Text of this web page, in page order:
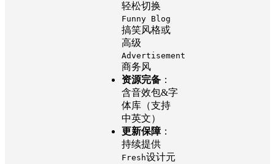
轻松切换
Funny Blog
搞笑风格或
高级
Advertisement
商务风
资源完备 ：
含音效包&字
体库（支持
中英文）
更新保障：
持续提供
Fresh设计元